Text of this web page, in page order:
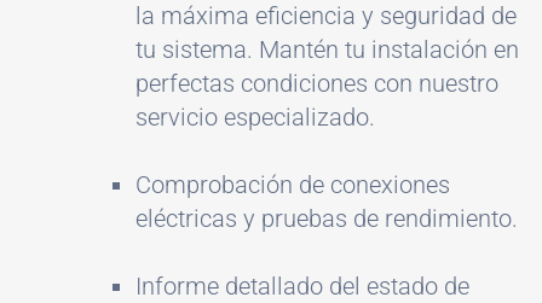
la máxima eficiencia y seguridad de
tu sistema. Mantén tu instalación en
perfectas condiciones con nuestro
servicio especializado.
Comprobación de conexiones
eléctricas y pruebas de rendimiento.
Informe detallado del estado de